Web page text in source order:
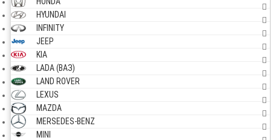
HYUNDAI
INFINITY
JEEP
KIA
LADA (ВАЗ)
LAND ROVER
LEXUS
MAZDA
MERSEDES-BENZ
MINI